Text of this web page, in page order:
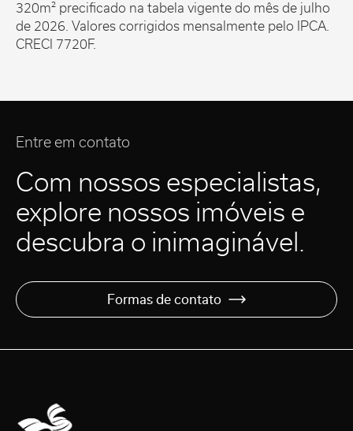
320m² precificado na tabela vigente do mês de julho
de 2026. Valores corrigidos mensalmente pelo IPCA.
CRECI 7720F.
Entre em contato
Com nossos especialistas,
explore nossos imóveis e
descubra o inimaginável.
Formas de contato